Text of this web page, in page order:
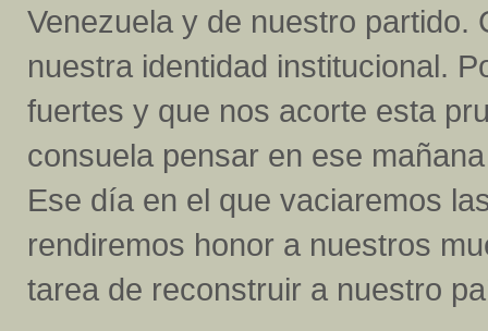
Venezuela y de nuestro partido.
nuestra identidad institucional.
fuertes y que nos acorte esta
consuela pensar en ese
Ese día en el que vaciaremos
rendiremos honor a nuestros
tarea de reconstruir a nuestro